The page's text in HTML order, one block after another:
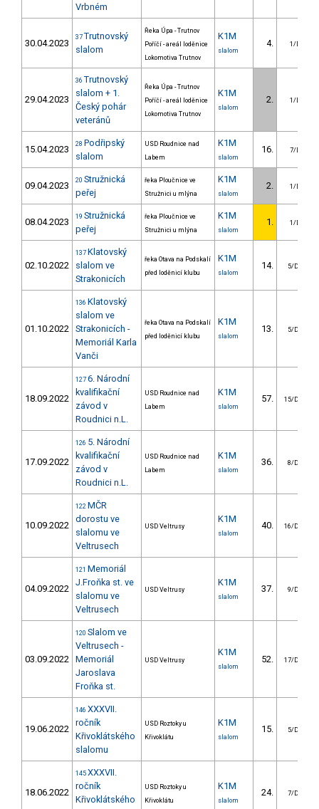
Vrbném
30.04.2023
37 Trutnovský
slalom
Řeka Úpa - Trutnov
Poříčí - areál loděnice
Lokomotiva Trutnov
K1M
slalom
4. 1/DS
29.04.2023
36 Trutnovský
slalom + 1.
Český pohár
veteránů
Řeka Úpa - Trutnov
Poříčí - areál loděnice
Lokomotiva Trutnov
K1M
slalom
2. 1/DS
15.04.2023 28 Podřipský
slalom
USD Roudnice nad
Labem
K1M
slalom
16. 7/DS
09.04.2023 20 Stružnická
peřej
řeka Ploučnice ve
Stružnici u mlýna
K1M
slalom
2. 1/DS
08.04.2023 19 Stružnická
peřej
řeka Ploučnice ve
Stružnici u mlýna
K1M
slalom
1. 1/DS
02.10.2022
137 Klatovský
slalom ve
Strakonicích
řeka Otava na Podskalí
před loděnicí klubu
K1M
slalom
14. 5/DM
01.10.2022
136 Klatovský
slalom ve
Strakonicích -
Memoriál Karla
Vanči
řeka Otava na Podskalí
před loděnicí klubu
K1M
slalom
13. 5/DM
18.09.2022
127 6. Národní
kvalifikační
závod v
Roudnici n.L.
USD Roudnice nad
Labem
K1M
slalom
57. 15/DM
17.09.2022
126 5. Národní
kvalifikační
závod v
Roudnici n.L.
USD Roudnice nad
Labem
K1M
slalom
36. 8/DM
10.09.2022
122 MČR
dorostu ve
slalomu ve
Veltrusech
USD Veltrusy
K1M
slalom
40. 16/DM
04.09.2022
121 Memoriál
J.Froňka st. ve
slalomu ve
Veltrusech
USD Veltrusy
K1M
slalom
37. 9/DM
03.09.2022
120 Slalom ve
Veltrusech -
Memoriál
Jaroslava
Froňka st.
USD Veltrusy
K1M
slalom
52. 17/DM
19.06.2022
146 XXXVII.
ročník
Křivoklátského
slalomu
USD Roztoky u
Křivoklátu
K1M
slalom
15. 5/DM
18.06.2022
145 XXXVII.
ročník
Křivoklátského
USD Roztoky u
Křivoklátu
K1M
slalom
24. 7/DM